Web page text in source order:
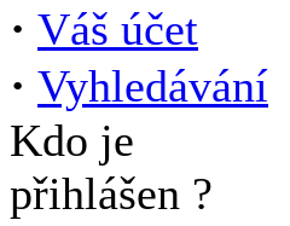
· Váš účet
· Vyhledávání
Kdo je
přihlášen ?